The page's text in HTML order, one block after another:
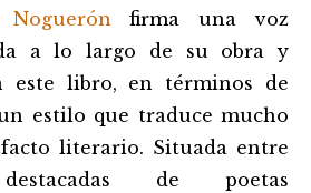
Noguerón firma una voz
a lo largo de su obra y
este libro, en términos de
estilo que traduce mucho
literario. Situada entre
de poetas